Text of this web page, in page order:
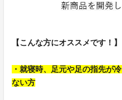
【こんな方にオススメです！】
・就寝時、足元や足の指先が
ない方